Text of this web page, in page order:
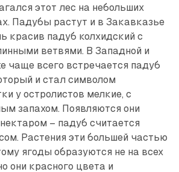
этот лес на небольших
Падубы растут и в Закавказье
красив падуб колхидский с
ветвями. В Западной и
чаще всего встречается падуб
и стал символом
у остролистов мелкие, с
запахом. Появляются они
– падуб считается
Растения эти большей частью
ягоды образуются не на всех
они красного цвета и